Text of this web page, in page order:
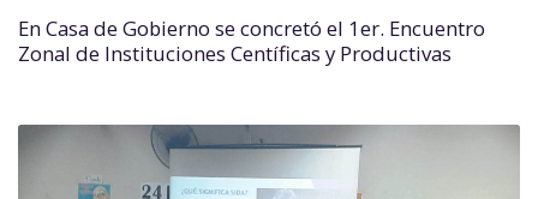
En Casa de Gobierno se concretó el 1er. Encuentro
Zonal de Instituciones Centíficas y Productivas